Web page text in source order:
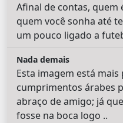
Afinal de contas, quem
quem você sonha até
um pouco ligado a
Nada demais
Esta imagem está
cumprimentos árabes
abraço de amigo; já
fosse na boca logo ..